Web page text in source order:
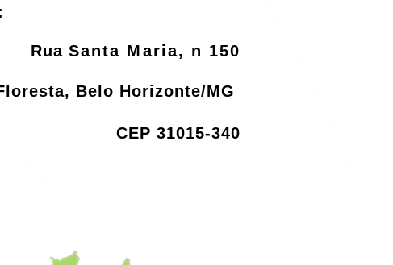
RuaSanta Maria, n 150
Belo Horizonte/MG
CEP 31015-340